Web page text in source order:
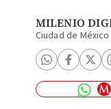
MILENIO
Ciudad de México